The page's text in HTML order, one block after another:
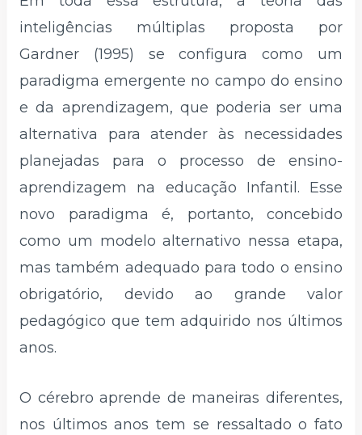
inteligências múltiplas proposta por
Gardner (1995) se configura como um
paradigma emergente no campo do ensino
e da aprendizagem, que poderia ser uma
alternativa para atender às necessidades
planejadas para o processo de ensino-
aprendizagem na educação Infantil. Esse
novo paradigma é, portanto, concebido
como um modelo alternativo nessa etapa,
mas também adequado para todo o ensino
obrigatório, devido ao grande valor
pedagógico que tem adquirido nos últimos
anos.
O cérebro aprende de maneiras diferentes,
nos últimos anos tem se ressaltado o fato